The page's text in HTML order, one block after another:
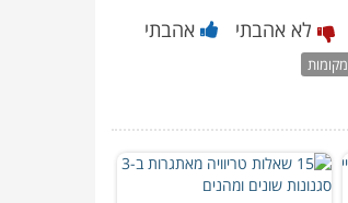
לא אהבתי אהבתי
מקומות